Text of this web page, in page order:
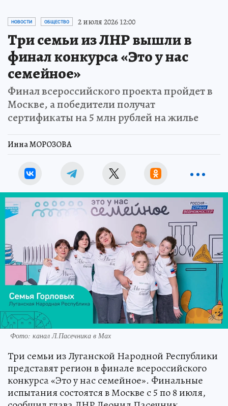
НОВОСТИ ОБЩЕСТВО 2 июля 2026 12:00
Три семьи из ЛНР вышли в
финал конкурса «Это у нас
семейное»
Финал всероссийского проекта пройдет в
Москве, а победители получат
сертификаты на 5 млн рублей на жилье
Инна МОРОЗОВА
Фото: канал Л.Пасечника в Мах
Три семьи из Луганской Народной Республики
представят регион в финале всероссийского
конкурса «Это у нас семейное». Финальные
испытания состоятся в Москве с 5 по 8 июля,